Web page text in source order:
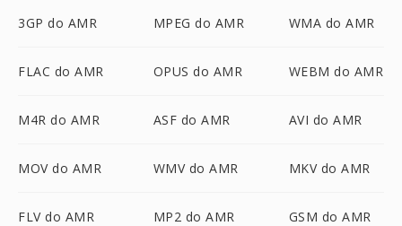
3GP do AMR MPEG do AMR WMA do AMR
FLAC do AMR OPUS do AMR WEBM do AMR
M4R do AMR ASF do AMR AVI do AMR
MOV do AMR WMV do AMR MKV do AMR
FLV do AMR MP2 do AMR GSM do AMR